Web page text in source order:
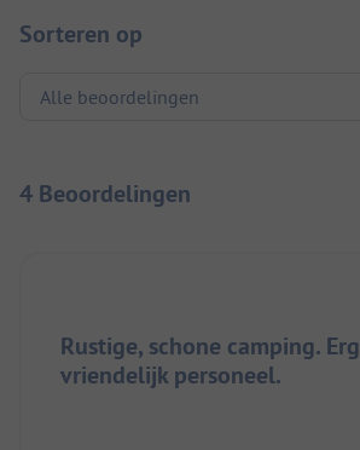
Sorteren op
4 Beoordelingen
Rustige, schone camping. Erg
vriendelijk personeel.